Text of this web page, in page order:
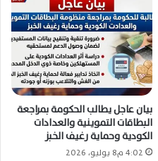
بيان عاجل يطالب الحكومة بمراجعة
البطاقات التموينية والعدادات
الكودية وحماية رغيف الخبز
4:02 م8 يوليو، 2026